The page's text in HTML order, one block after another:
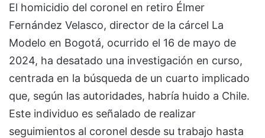
El homicidio del coronel en retiro Élmer
Fernández Velasco, director de la cárcel La
Modelo en Bogotá, ocurrido el 16 de mayo de
2024, ha desatado una investigación en curso,
centrada en la búsqueda de un cuarto implicado
que, según las autoridades, habría huido a Chile.
Este individuo es señalado de realizar
seguimientos al coronel desde su trabajo hasta